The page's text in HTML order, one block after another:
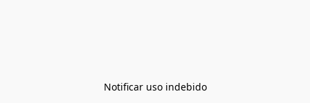
Notificar uso indebido